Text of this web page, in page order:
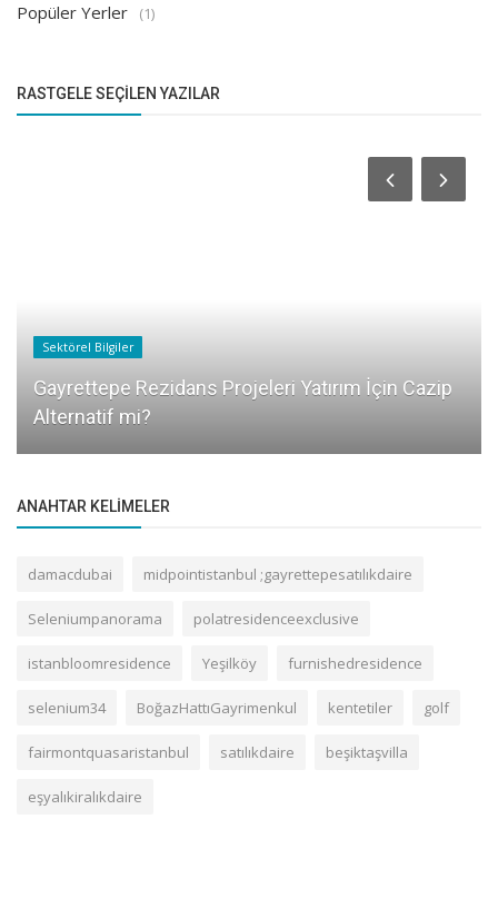
Popüler Yerler (1)
RASTGELE SEÇILEN YAZILAR
Sektörel Bilgiler
Gayrettepe Rezidans Projeleri Yatırım İçin Cazip
Alternatif mi?
ANAHTAR KELIMELER
damacdubai midpointistanbul ;gayrettepesatılıkdaire
Seleniumpanorama polatresidenceexclusive
istanbloomresidence Yeşilköy furnishedresidence
selenium34 BoğazHattıGayrimenkul kentetiler golf
fairmontquasaristanbul satılıkdaire beşiktaşvilla
eşyalıkiralıkdaire